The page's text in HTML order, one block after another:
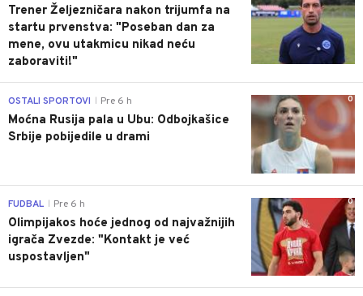
Trener Željezničara nakon trijumfa na
startu prvenstva: "Poseban dan za
mene, ovu utakmicu nikad neću
zaboraviti!"
0
OSTALI SPORTOVI Pre 6 h
Moćna Rusija pala u Ubu: Odbojkašice
Srbije pobijedile u drami
0
FUDBAL Pre 6 h
Olimpijakos hoće jednog od najvažnijih
igrača Zvezde: "Kontakt je već
uspostavljen"